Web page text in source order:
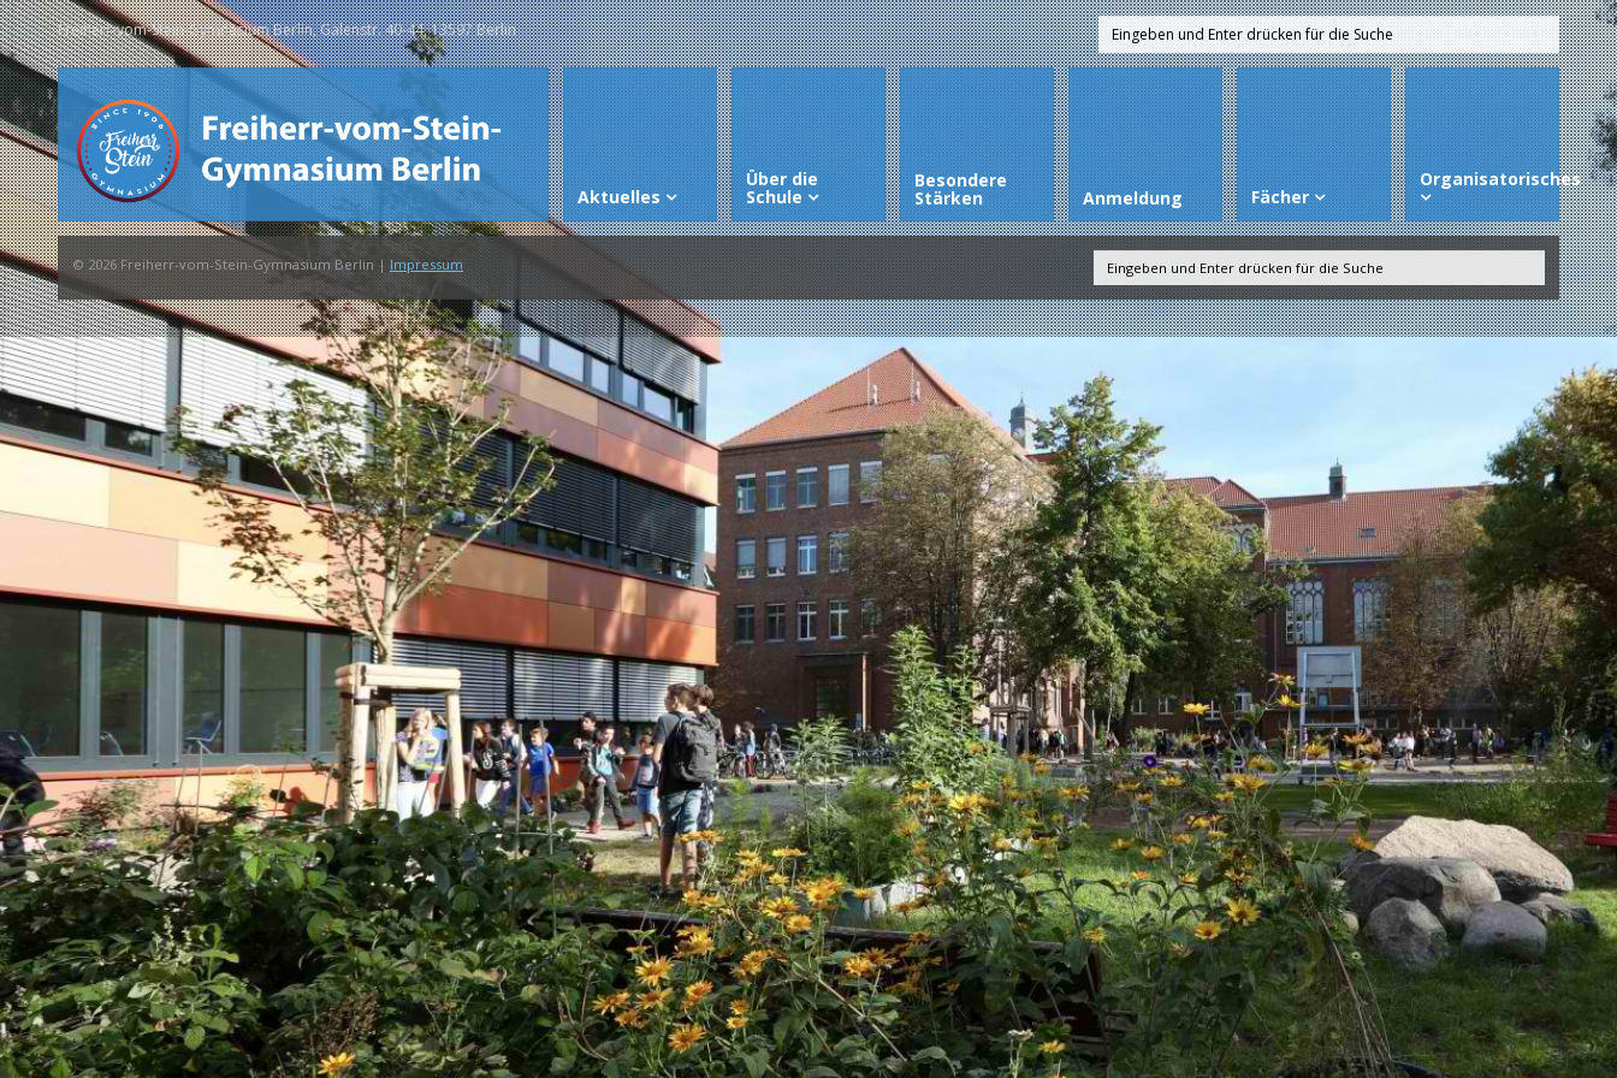
Freiherr-vom-Stein-Gymnasium Berlin, Galenstr. 40-44, 13597 Berlin
Aktuelles
Über die
Schule
Besondere
Stärken Anmeldung Fächer
Organisatorisches
© 2026 Freiherr-vom-Stein-Gymnasium Berlin | Impressum